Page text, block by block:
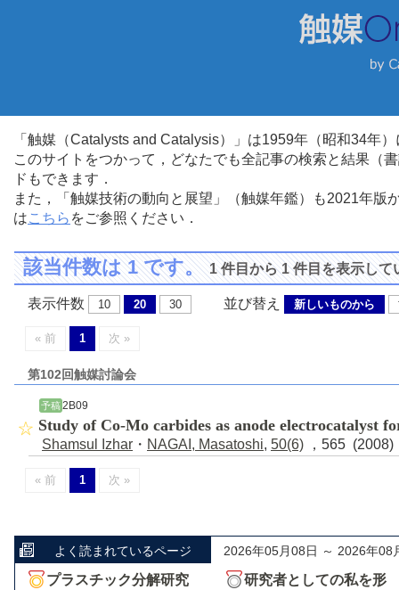
「触媒（Catalysts and Catalysis）」は1959年（昭和34年
このサイトをつかって，どなたでも全記事の検索と結果（
ドもできます．
また，「触媒技術の動向と展望」（触媒年鑑）も2021年
はこちら をご参照ください．
該当件数は 1 です。1 件目から 1 件目を表示して
表示件数 10 20 30 並び替え 新しいものから
« 前 1 次 »
第102回触媒討論会
予稿 2B09
Study of Co-Mo carbides as anode electrocatalyst
Shamsul Izhar ・ NAGAI, Masatoshi, 50(6) ，565
« 前 1 次 »
よく読まれているページ 2026年05月08日 ～ 2026年08
プラスチック分解研究
研究者としての私を形